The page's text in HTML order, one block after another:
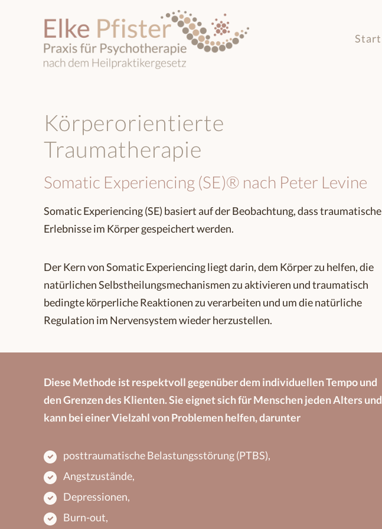
Start
Körperorientierte
Traumatherapie
Somatic Experiencing (SE)® nach Peter Levine
Somatic Experiencing (SE) basiert auf der Beobachtung, dass traumatische
Erlebnisse im Körper gespeichert werden.
Der Kern von Somatic Experiencing liegt darin, dem Körper zu helfen, die
natürlichen Selbstheilungsmechanismen zu aktivieren und traumatisch
bedingte körperliche Reaktionen zu verarbeiten und um die natürliche
Regulation im Nervensystem wieder herzustellen.
​Diese Methode ist respektvoll gegenüber dem individuellen Tempo und
den Grenzen des Klienten. Sie eignet sich für Menschen jeden Alters und
kann bei einer Vielzahl von Problemen helfen, darunter
posttraumatische Belastungsstörung (PTBS),
Angstzustände,
Depressionen,
Burn-out,